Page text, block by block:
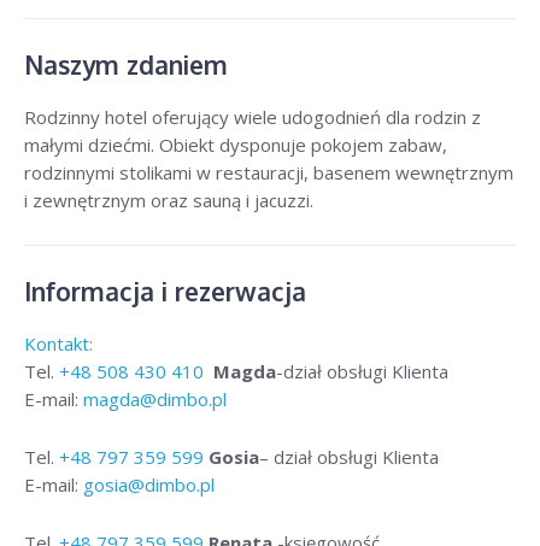
Naszym zdaniem
Rodzinny hotel oferujący wiele udogodnień dla rodzin z
małymi dziećmi. Obiekt dysponuje pokojem zabaw,
rodzinnymi stolikami w restauracji, basenem wewnętrznym
i zewnętrznym oraz sauną i jacuzzi.
Informacja i rezerwacja
Kontakt:
Tel. +48 508 430 410 Magda-dział obsługi Klienta
E-mail: magda@dimbo.pl
Tel. +48 797 359 599 Gosia– dział obsługi Klienta
E-mail: gosia@dimbo.pl